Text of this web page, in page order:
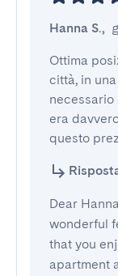
Hanna S.,
Ottima
città, in
era
questo
Dear
wonderful
that you
apartment